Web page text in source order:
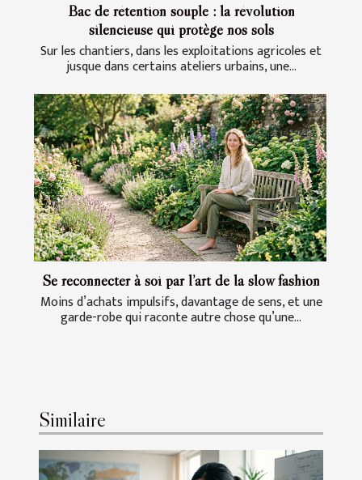
Bac de rétention souple : la révolution
silencieuse qui protège nos sols
Sur les chantiers, dans les exploitations agricoles et
jusque dans certains ateliers urbains, une...
Se reconnecter à soi par l’art de la slow fashion
Moins d’achats impulsifs, davantage de sens, et une
garde-robe qui raconte autre chose qu’une...
Similaire